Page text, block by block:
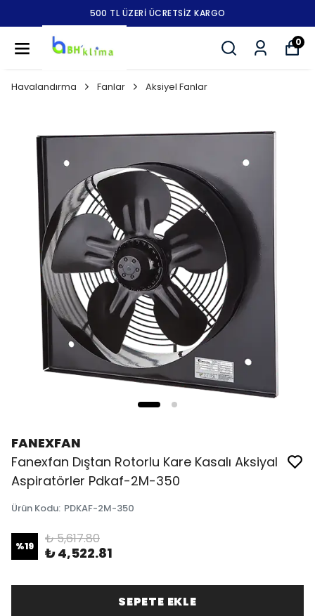
500 TL ÜZERİ ÜCRETSİZ KARGO
0
Havalandırma Fanlar Aksiyel Fanlar
FANEXFAN
Fanexfan Dıştan Rotorlu Kare Kasalı Aksiyal
Aspiratörler Pdkaf-2M-350
Ürün Kodu: PDKAF-2M-350
%19 ₺ 5,617.80
₺ 4,522.81
SEPETE EKLE